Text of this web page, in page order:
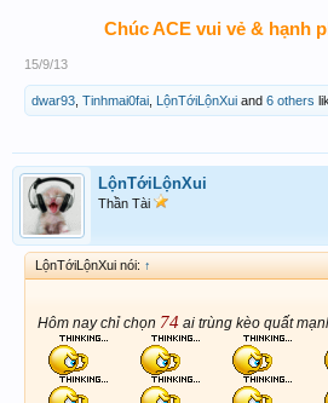
Chúc ACE vui vẻ & hạnh
15/9/13
dwar93 Tinhmai0fai LộnTớiLộnXui and 6 others
LộnTớiLộnXui
Thần Tài
LộnTớiLộnXui nói: ↑
Hôm nay chỉ chọn 74 ai trùng kèo quất